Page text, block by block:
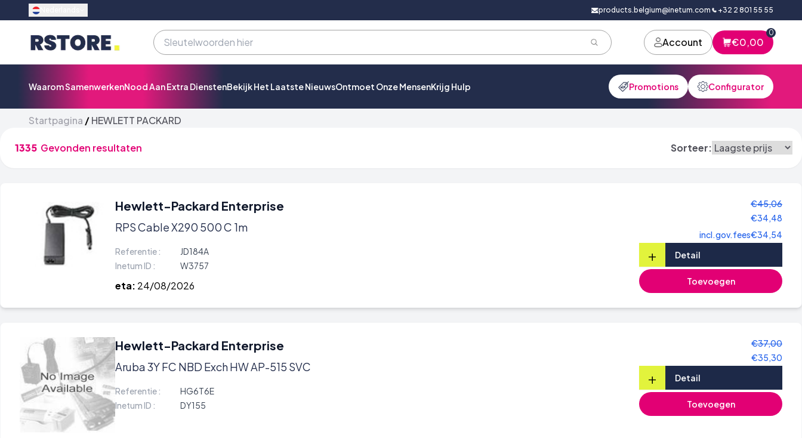
products.belgium@inetum.com +32 2 801 55 55
Account €0,00
0
Waarom SamenwerkenNood Aan Extra DienstenBekijk Het Laatste NieuwsOntmoet Onze MensenKrijg Hulp Promotions Configurator
Startpagina /HEWLETT PACKARD
1335 Gevonden resultaten Sorteer:
Hewlett-Packard Enterprise
RPS Cable X290 500 C 1m
Referentie :
JD184A
Inetum ID :
W3757
eta: 24/08/2026
€45,06
€34,48
incl.gov.fees€34,54
+ Detail
Toevoegen
Hewlett-Packard Enterprise
Aruba 3Y FC NBD Exch HW AP-515 SVC
Referentie :
HG6T6E
Inetum ID :
DY155
€37,00
€35,30
+ Detail
Toevoegen